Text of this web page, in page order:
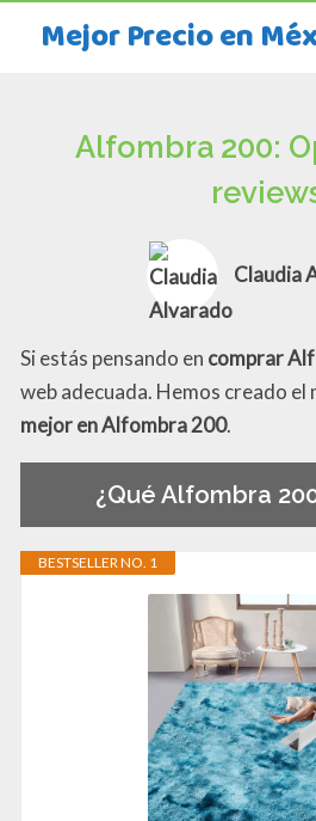
Mejor Precio en
Alfombra 200:
Claudia
Si estás pensando en comprar
web adecuada. Hemos creado el
mejor en Alfombra 200.
¿Qué Alfombra
BESTSELLER NO. 1